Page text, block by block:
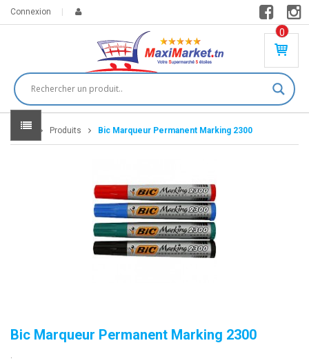
Connexion
0
PR
DU
IT(
S)
Home Produits Bic Marqueur Permanent Marking 2300
Bic Marqueur Permanent Marking 2300
.